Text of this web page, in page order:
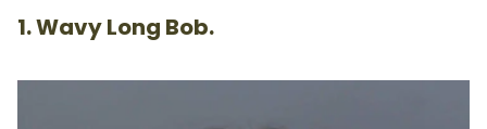
1. Wavy Long Bob.